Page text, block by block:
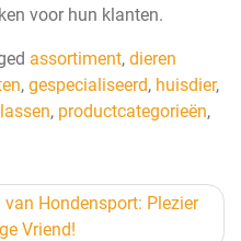
voor hun klanten.
assortiment, dieren
, gespecialiseerd, huisdier,
, productcategorieën,
van Hondensport: Plezier
Vriend!